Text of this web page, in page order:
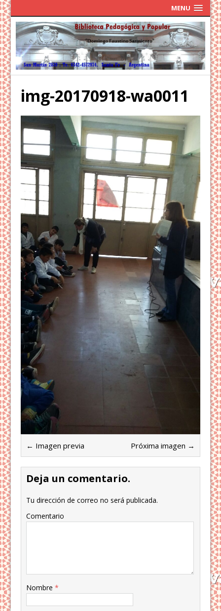
MENU
img-20170918-wa0011
← Imagen previa Próxima imagen →
Deja un comentario.
Tu dirección de correo no será publicada.
Comentario
Nombre*